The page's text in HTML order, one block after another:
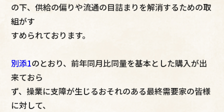
の下、供給の偏りや流通の目詰まりを解消するための取
組がす
すめられております。
別添1のとおり、前年同月比同量を基本とした購入が出
来ておら
ず、操業に支障が生じるおそれのある最終需要家の皆様
に対して、